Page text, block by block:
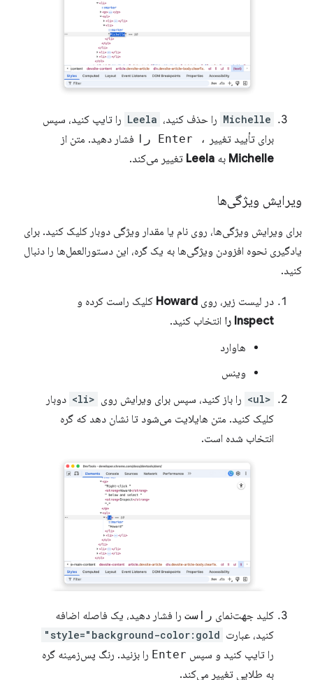
Michelle را حذف کنید، Leela را تایپ کنید، سپس
برای تأیید تغییر ، Enter را
فشار دهید. متن از
Michelle به Leela تغییر می‌کند.
ویرایش ویژگی‌ها
برای ویرایش ویژگی‌ها، روی نام یا مقدار ویژگی دوبار کلیک کنید. برای
یادگیری نحوه افزودن ویژگی‌ها به یک گره، این دستورالعمل‌ها را دنبال
کنید.
در لیست زیر، روی Howard کلیک راست کرده و
Inspect را
انتخاب کنید.
هاوارد
وینس
<ul> را باز کنید، سپس برای ویرایش روی <li>
دوبار
کلیک کنید. متن هایلایت می‌شود تا نشان دهد که گره
انتخاب شده است.
کلید جهت‌نمای راست را فشار دهید، یک فاصله اضافه
کنید، عبارت style="background-color:gold"
را تایپ کنید و سپس Enter را بزنید. رنگ پس‌زمینه گره
به طلایی تغییر می‌کند.